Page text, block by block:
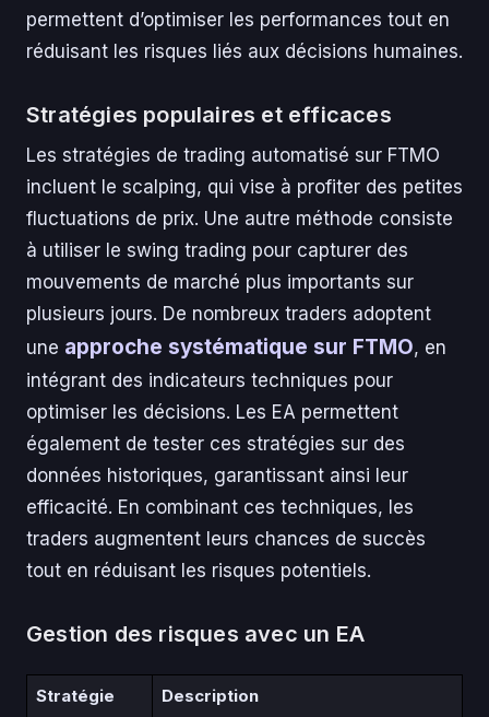
permettent d’optimiser les performances tout en
réduisant les risques liés aux décisions humaines.
Stratégies populaires et efficaces
Les stratégies de trading automatisé sur FTMO
incluent le scalping, qui vise à profiter des petites
fluctuations de prix. Une autre méthode consiste
à utiliser le swing trading pour capturer des
mouvements de marché plus importants sur
plusieurs jours. De nombreux traders adoptent
une approche systématique sur FTMO, en
intégrant des indicateurs techniques pour
optimiser les décisions. Les EA permettent
également de tester ces stratégies sur des
données historiques, garantissant ainsi leur
efficacité. En combinant ces techniques, les
traders augmentent leurs chances de succès
tout en réduisant les risques potentiels.
Gestion des risques avec un EA
Stratégie Description